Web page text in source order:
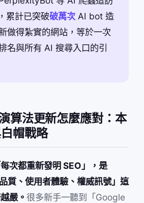
，累計已突破破萬次 AI bot 造
做得紮實的網站，等於一次
名與所有 AI 搜尋入口的引
算法更新怎麼應對：本
帽戰略
次都重新發明 SEO」，是
質、使用者體驗、權威訊號」這
嚴。 很多新手一聽到「Google